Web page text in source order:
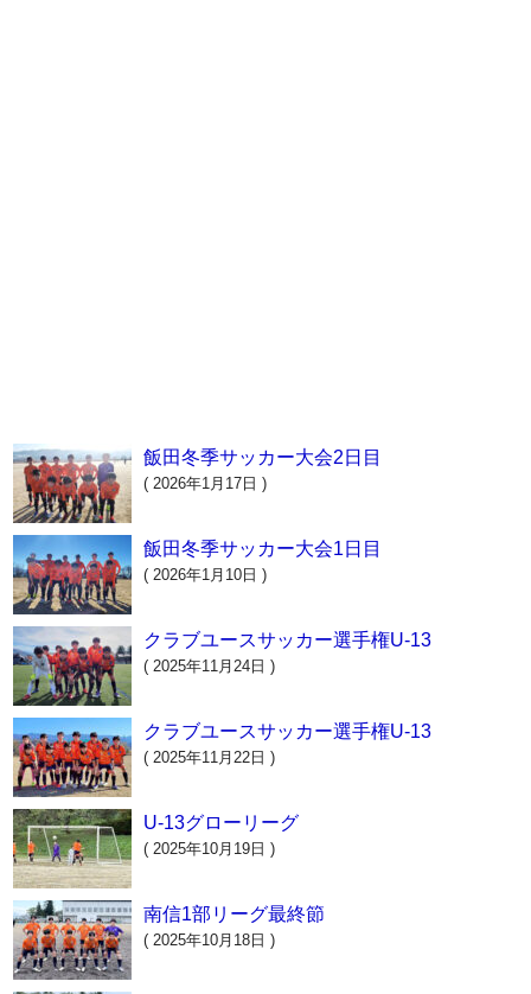
飯田冬季サッカー大会2日目
( 2026年1月17日 )
飯田冬季サッカー大会1日目
( 2026年1月10日 )
クラブユースサッカー選手権U-13
( 2025年11月24日 )
クラブユースサッカー選手権U-13
( 2025年11月22日 )
U-13グローリーグ
( 2025年10月19日 )
南信1部リーグ最終節
( 2025年10月18日 )